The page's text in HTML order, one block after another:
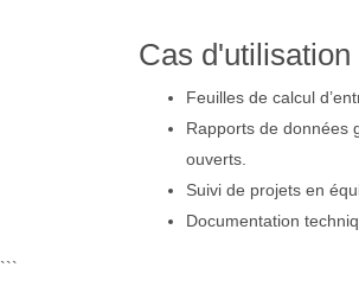
Cas d'utilisation
Feuilles de calcul
Rapports de données
ouverts.
Suivi de projets en
Documentation
```